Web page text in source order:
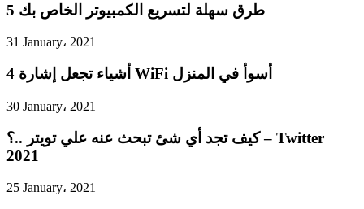
5 طرق سهلة لتسريع الكمبيوتر الخاص بك
31 January، 2021
4 أشياء تجعل إشارة WiFi أسوأ في المنزل
30 January، 2021
كيف تجد أي شئ تبحث عنه علي تويتر ..؟ – Twitter
2021
25 January، 2021